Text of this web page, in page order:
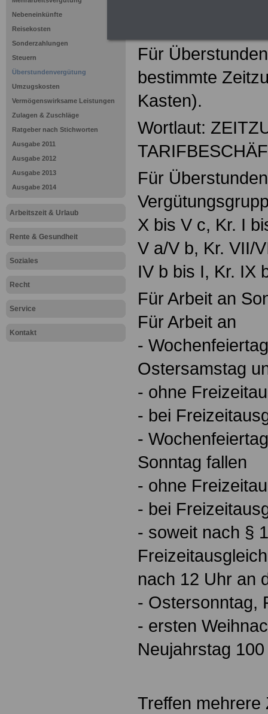
Nebeneinkünfte
Reisekosten
Sonderzahlungen
Steuern
Überstundenvergütung
Umzugskosten
Vermögenswirksame Leistungen
Zulagen & Zuschläge
Ratgeber nach Stichworten
Ausgabe 2011
Ausgabe 2012
Ausgabe 2013
Ausgabe 2014
Arbeitszeit & Urlaub
Rente & Gesundheit
Soziales
Recht
Service
Kontakt
Für
bestimmte
Kasten).
Wortlaut:
Für
X bis V c, Kr. I
V a/V b, Kr. VII/
IV b bis I, Kr. IX
Für Arbeit an
Für Arbeit an
-
Ostersamstag
- ohne
- bei
-
Sonntag fallen
- ohne
- bei
- soweit nach §
nach 12 Uhr an
- Ostersonntag,
- ersten
Neujahrstag
Treffen mehrere